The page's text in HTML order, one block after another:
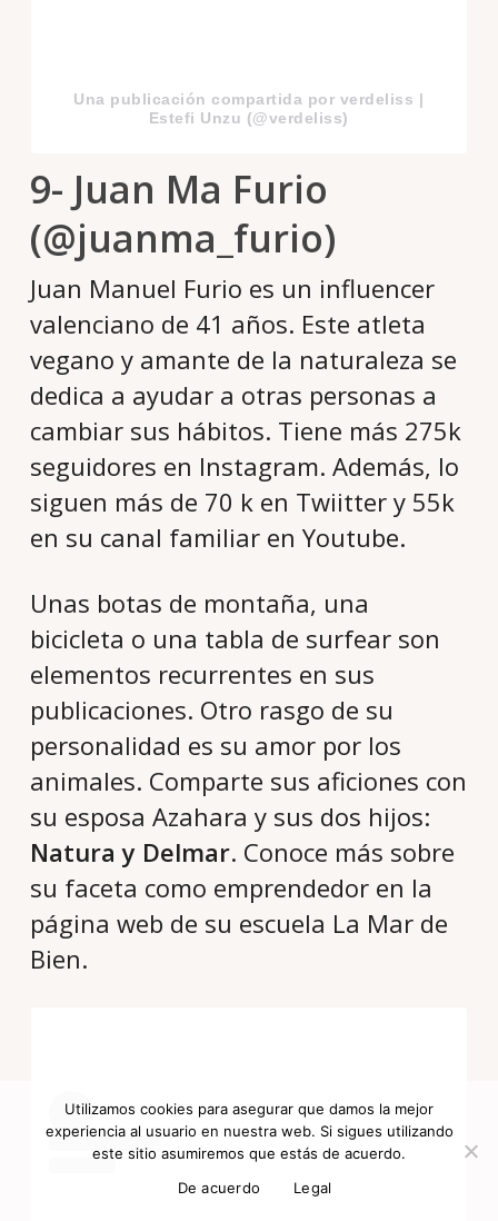
Una publicación compartida por verdeliss |
Estefi Unzu (@verdeliss)
9- Juan Ma Furio
(@juanma_furio)
Juan Manuel Furio es un influencer
valenciano de 41 años. Este atleta
vegano y amante de la naturaleza se
dedica a ayudar a otras personas a
cambiar sus hábitos. Tiene más 275k
seguidores en Instagram. Además, lo
siguen más de 70 k en Twiitter y 55k
en su canal familiar en Youtube.
Unas botas de montaña, una
bicicleta o una tabla de surfear son
elementos recurrentes en sus
publicaciones. Otro rasgo de su
personalidad es su amor por los
animales. Comparte sus aficiones con
su esposa Azahara y sus dos hijos:
Natura y Delmar. Conoce más sobre
su faceta como emprendedor en la
página web de su escuela La Mar de
Bien.
Utilizamos cookies para asegurar que damos la mejor
experiencia al usuario en nuestra web. Si sigues utilizando
este sitio asumiremos que estás de acuerdo.
De acuerdo
Legal